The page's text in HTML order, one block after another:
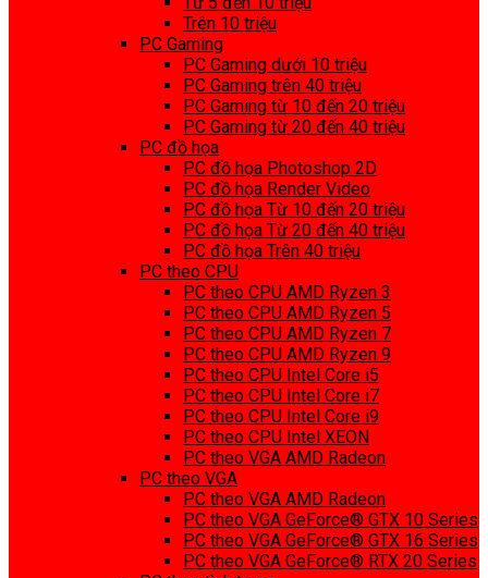
Trên 10 triệu
PC Gaming
PC Gaming dưới 10 triệu
PC Gaming trên 40 triệu
PC Gaming từ 10 đến 20 triệu
PC Gaming từ 20 đến 40 triệu
PC đồ họa
PC đồ họa Photoshop 2D
PC đồ họa Render Video
PC đồ họa Từ 10 đến 20 triệu
PC đồ họa Từ 20 đến 40 triệu
PC đồ họa Trên 40 triệu
PC theo CPU
PC theo CPU AMD Ryzen 3
PC theo CPU AMD Ryzen 5
PC theo CPU AMD Ryzen 7
PC theo CPU AMD Ryzen 9
PC theo CPU Intel Core i5
PC theo CPU Intel Core i7
PC theo CPU Intel Core i9
PC theo CPU Intel XEON
PC theo VGA AMD Radeon
PC theo VGA
PC theo VGA AMD Radeon
PC theo VGA GeForce® GTX 10 Series
PC theo VGA GeForce® GTX 16 Series
PC theo VGA GeForce® RTX 20 Series